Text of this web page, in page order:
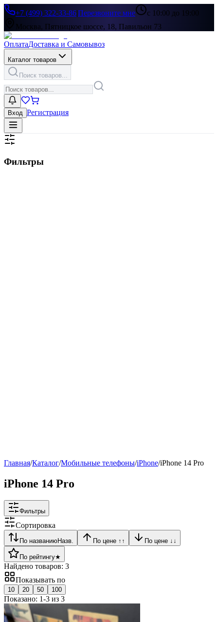
+7 (499) 322-33-86|Перезвоните мне
с 10:00 до 19:00
Москва, Пятницкое шоссе, 18, Павильон 73
ОплатаДоставка и Самовывоз
Каталог товаров
Поиск товаров...
Вход Регистрация
Фильтры
Главная/Каталог/Мобильные телефоны/iPhone/iPhone 14 Pro
iPhone 14 Pro
Фильтры
Сортировка
По названиюНазв. По цене ↑ ↑ По цене ↓ ↓
По рейтингу★
Найдено товаров: 3
Показывать по
10 20 50 100
Показано: 1-3 из 3